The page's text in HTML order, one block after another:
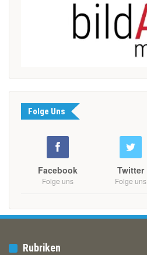
Folge Uns
Facebook
Folge uns
Twitter
Folge uns
Rubriken